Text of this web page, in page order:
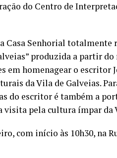
do Centro de
Casa Senhorial totalmente
produzida a partir
em homenagear o escritor
da Vila de Galveias.
do escritor é também a
visita pela cultura ímpar da
com início às 10h30, na